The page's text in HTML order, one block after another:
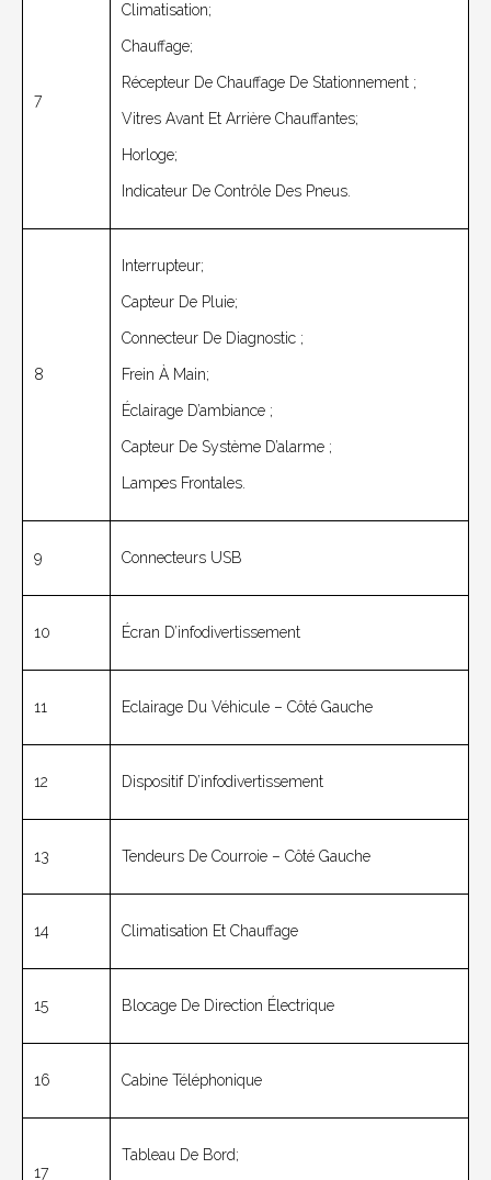
7
Climatisation;
Chauffage;
Récepteur De Chauffage De Stationnement ;
Vitres Avant Et Arrière Chauffantes;
Horloge;
Indicateur De Contrôle Des Pneus.
8
Interrupteur;
Capteur De Pluie;
Connecteur De Diagnostic ;
Frein À Main;
Éclairage D’ambiance ;
Capteur De Système D’alarme ;
Lampes Frontales.
9 Connecteurs USB
10 Écran D’infodivertissement
11 Eclairage Du Véhicule – Côté Gauche
12 Dispositif D’infodivertissement
13 Tendeurs De Courroie – Côté Gauche
14 Climatisation Et Chauffage
15 Blocage De Direction Électrique
16 Cabine Téléphonique
17
Tableau De Bord;